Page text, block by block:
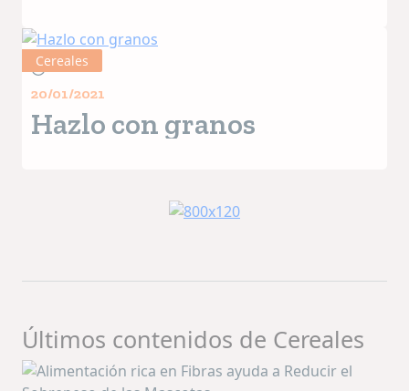
Cereales
9+ MIN
20/01/2021
Hazlo con granos
Últimos contenidos de Cereales